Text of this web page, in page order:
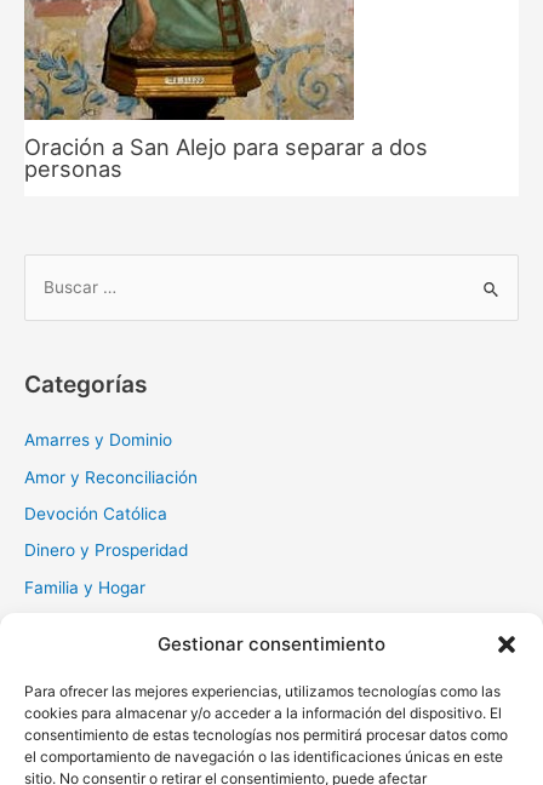
Gestionar consentimiento
Para ofrecer las mejores experiencias, utilizamos tecnologías como las
cookies para almacenar y/o acceder a la información del dispositivo. El
consentimiento de estas tecnologías nos permitirá procesar datos como
el comportamiento de navegación o las identificaciones únicas en este
sitio. No consentir o retirar el consentimiento, puede afectar
Oración a San Alejo para separar a dos
personas
r
Categorías
Amarres y Dominio
Amor y Reconciliación
Devoción Católica
Dinero y Prosperidad
Familia y Hogar
Muerte y Difuntos
Oraciones Diarias
Otras